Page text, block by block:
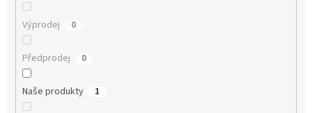
Výprodej 0
Předprodej 0
Naše produkty 1